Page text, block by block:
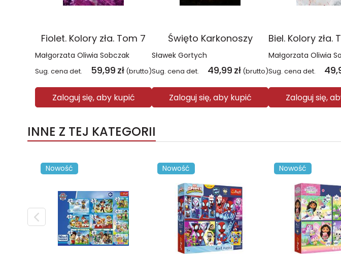
Fiolet. Kolory zła. Tom 7
Małgorzata Oliwia Sobczak
Sug. cena det. 59,99 zł (brutto)
Zaloguj się, aby kupić
Święto Karkonoszy
Sławek Gortych
Sug. cena det. 49,99 zł (brutto)
Zaloguj się, aby kupić
Małgorzata Oliwia
Sug. cena det.
Zaloguj się,
INNE Z TEJ KATEGORII
Nowość Nowość Nowość